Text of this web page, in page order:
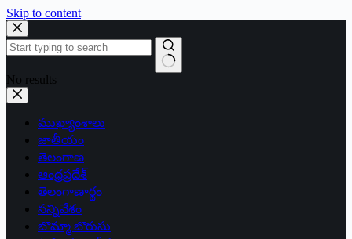
Skip to content
No results
ముఖ్యాంశాలు
జాతీయం
తెలంగాణ
ఆంధ్రప్రదేశ్
తెలంగాణార్థం
సన్నివేశం
బొమ్మా బొరుసు